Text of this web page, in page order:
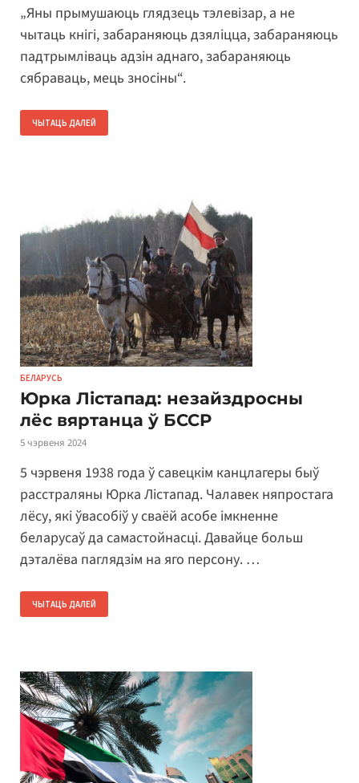
„Яны прымушаюць глядзець тэлевізар, а не
чытаць кнігі, забараняюць дзяліцца, забараняюць
падтрымліваць адзін аднаго, забараняюць
сябраваць, мець зносіны“.
ЧЫТАЦЬ ДАЛЕЙ
БЕЛАРУСЬ
Юрка Лістапад: незайздросны
лёс вяртанца ў БССР
5 чэрвеня 2024
5 чэрвеня 1938 года ў савецкім канцлагеры быў
расстраляны Юрка Лістапад. Чалавек няпростага
лёсу, які ўвасобіў у сваёй асобе імкненне
беларусаў да самастойнасці. Давайце больш
дэталёва паглядзім на яго персону. …
ЧЫТАЦЬ ДАЛЕЙ